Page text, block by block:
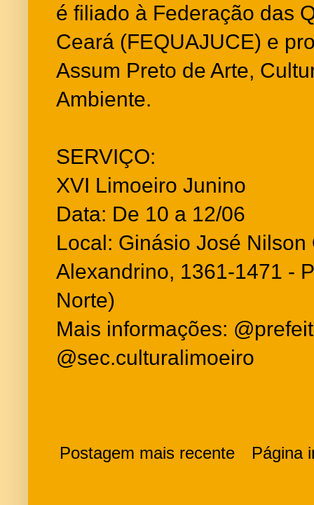
é filiado à Federação das
Ceará (FEQUAJUCE) e
Assum Preto de Arte,
Ambiente.
SERVIÇO:
XVI Limoeiro Junino
Data: De 10 a 12/06
Local: Ginásio José
Alexandrino, 1361-1471 -
Norte)
Mais informações:
@sec.culturalimoeiro
Postagem mais recente Página